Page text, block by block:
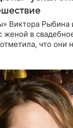
Виктора Рыбина
женой в
что они